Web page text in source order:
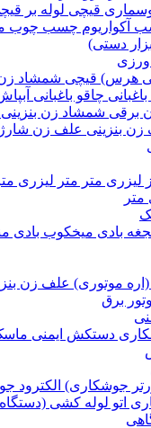
قیچی لوله برقیچی
چسب چوب
قیچی شمشاد زن
چاقو باغبانیآبپاش
شمشاد زن بنزینیاره
علف زن شارژی
مترمتر لیزریمتر
میخکوب بادی منگنه
علف زن بنزینی
دستکش ایمنی ماسک
الکترود
لوله کشی (دستگاه